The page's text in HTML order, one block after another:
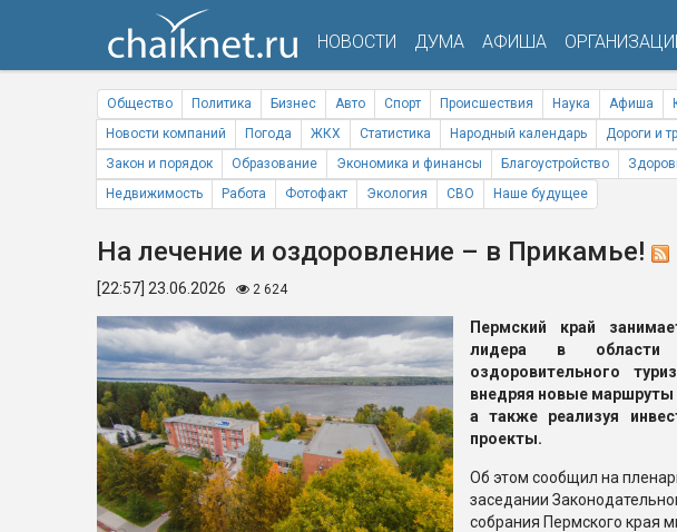
НОВОСТИ ДУМА АФИША
Общество Политика Бизнес Авто Спорт Происшествия Наука Афиша
Новости компаний
Погода ЖКХ Статистика Народный календарь
Дороги и
Закон и порядок
Образование Экономика и финансы Благоустройство
Недвижимость
Работа Фотофакт Экология СВО Наше будущее
На лечение и оздоровление – в Прикамье!
[22:57] 23.06.2026 2 624
Пермский край
лидера в области
оздоровительного
внедряя новые маршруты
а также реализуя
проекты.
Об этом сообщил на
заседании
собрания Пермского края